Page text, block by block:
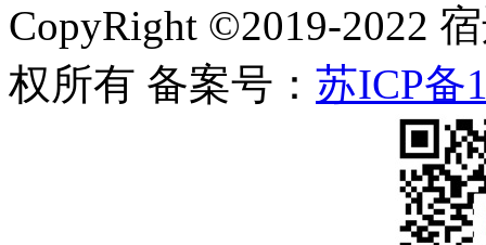
CopyRight ©2019-2022
权所有 备案号： 苏ICP备